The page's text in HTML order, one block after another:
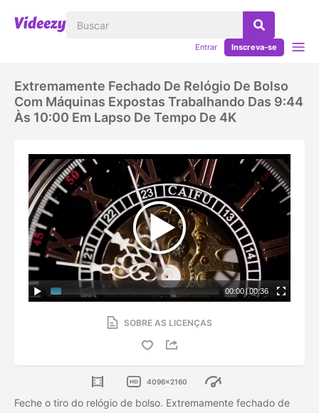
Entrar Inscreva-se
Extremamente Fechado De Relógio De Bolso
Com Máquinas Expostas Trabalhando Das 9:44
Às 10:00 Em Lapso De Tempo De 4K
00:00 |00:36
SOBRE AS LICENÇAS
4096x2160
Feche o tiro do relógio de bolso. Extremamente fechado de